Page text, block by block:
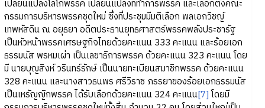
เปลี่ยนแปลงโลโก้พรรค เปลี่ยนแปลงที่ทำการพรรค และเลือกตั้งคณะ
กรรมการบริหารพรรคชุดใหม่ ซึ่งที่ประชุมมีมติเลือก พลเอกวิชญ์
เทพหัสดิน ณ อยุธยา อดีตประธานยุทธศาสตร์พรรคพลังประชารัฐ
เป็นหัวหน้าพรรคเศรษฐกิจไทยด้วยคะแนน 333 คะแนน และร้อยเอก
ธรรมนัส พรหมเผ่า เป็นเลขาธิการพรรค ด้วยคะแนน 323 คะแนน โดย
มี นายบุญสิงห์ วรินทร์รักษ์ เป็นนายทะเบียนสมาชิกพรรค ด้วยคะแนน
328 คะแนน และนางสาวธนพร ศรีวิราช ภรรยาของร้อยเอกธรรมนัส
เป็นเหรัญญิกพรรค ได้รับเลือกด้วยคะแนน 324 คะแนน[7]โดยมี